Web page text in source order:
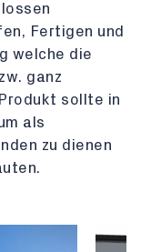
Fertigen und
welche die
ganz
sollte in
als
zu dienen